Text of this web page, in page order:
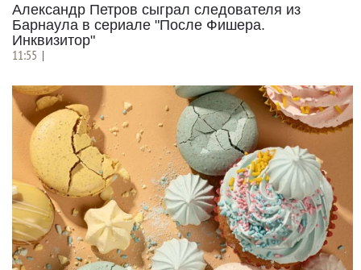
Александр Петров сыграл следователя из
Барнаула в сериале "После Фишера.
Инквизитор"
11:55 |